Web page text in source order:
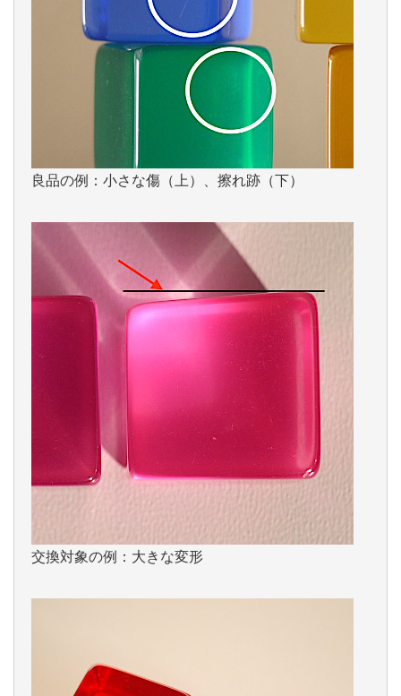
良品の例：小さな傷（上）、擦れ跡（下）
交換対象の例：大きな変形